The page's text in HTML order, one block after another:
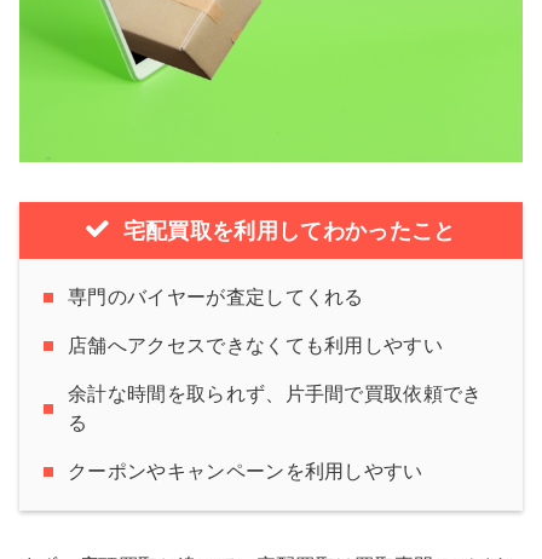
宅配買取を利用してわかったこと
専門のバイヤーが査定してくれる
店舗へアクセスできなくても利用しやすい
余計な時間を取られず、片手間で買取依頼でき
る
クーポンやキャンペーンを利用しやすい